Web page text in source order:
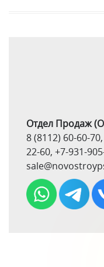
Отдел Продаж
8 (8112) 60-60-70,
22-60, +7-931-